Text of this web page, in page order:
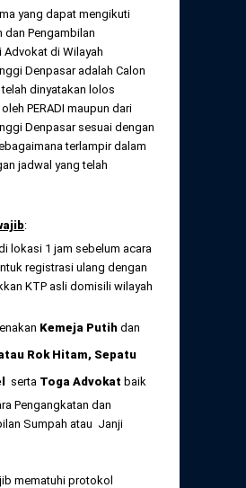
yang dapat mengikuti
dan Pengambilan
di Wilayah
Denpasar adalah Calon
dinyatakan lolos
PERADI maupun dari
Denpasar sesuai dengan
terlampir dalam
jadwal yang telah
:
lokasi 1 jam sebelum acara
registrasi ulang dengan
KTP asli domisili wilayah
Kemeja Putih dan
Rok Hitam, Sepatu
serta Toga Advokat baik
Pengangkatan dan
Sumpah atau Janji
mematuhi protokol